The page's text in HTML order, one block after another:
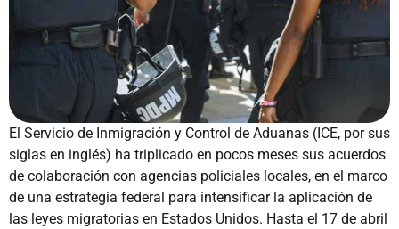
El Servicio de Inmigración y Control de Aduanas (ICE, por sus
siglas en inglés) ha triplicado en pocos meses sus acuerdos
de colaboración con agencias policiales locales, en el marco
de una estrategia federal para intensificar la aplicación de
las leyes migratorias en Estados Unidos. Hasta el 17 de abril